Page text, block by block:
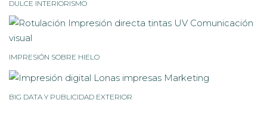
DULCE INTERIORISMO
IMPRESIÓN SOBRE HIELO
BIG DATA Y PUBLICIDAD EXTERIOR